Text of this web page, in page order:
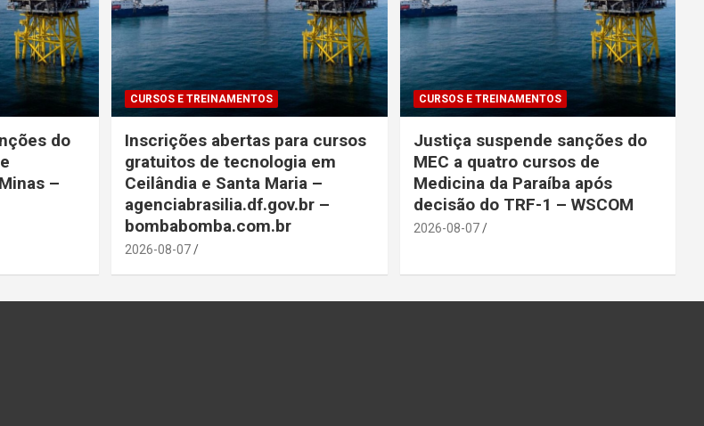
do
–
CURSOS E TREINAMENTOS
Inscrições abertas para cursos
gratuitos de tecnologia em
Ceilândia e Santa Maria –
agenciabrasilia.df.gov.br –
bombabomba.com.br
2026-08-07
CURSOS E TREINAMENTOS
Justiça suspende sanções do
MEC a quatro cursos de
Medicina da Paraíba após
decisão do TRF-1 – WSCOM
2026-08-07